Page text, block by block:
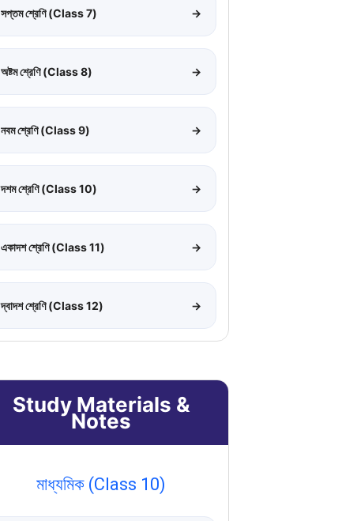
সপ্তম শ্রেণি (Class 7) →
অষ্টম শ্রেণি (Class 8) →
নবম শ্রেণি (Class 9) →
দশম শ্রেণি (Class 10) →
একাদশ শ্রেণি (Class 11) →
দ্বাদশ শ্রেণি (Class 12) →
Study Materials &
Notes
মাধ্যমিক (Class 10)